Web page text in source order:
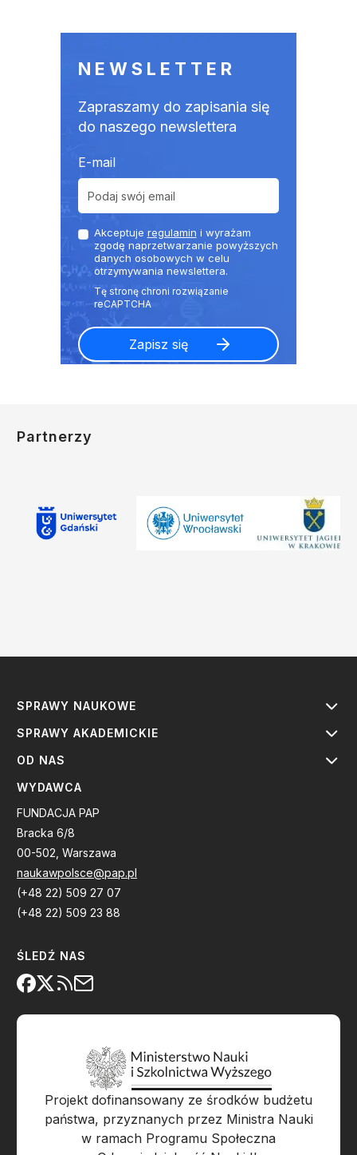
NEWSLETTER
Zapraszamy do zapisania się
do naszego newslettera
E-mail
Akceptuje regulamin i wyrażam
zgodę naprzetwarzanie powyższych
danych osobowych w celu
otrzymywania newslettera.
Partnerzy
SPRAWY NAUKOWE
SPRAWY AKADEMICKIE
OD NAS
WYDAWCA
FUNDACJA PAP
Bracka 6/8
00-502, Warszawa
naukawpolsce@pap.pl
(+48 22) 509 27 07
(+48 22) 509 23 88
ŚLEDŹ NAS
Projekt dofinansowany ze środków budżetu
państwa, przyznanych przez Ministra Nauki
w ramach Programu Społeczna